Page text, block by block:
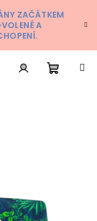
ZAČÁTKEM
A